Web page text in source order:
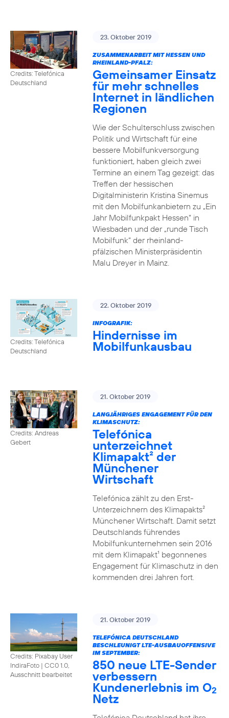
Credits: Telefónica
Deutschland
23. Oktober 2019
ZUSAMMENARBEIT MIT HESSEN UND
RHEINLAND-PFALZ:
Gemeinsamer Einsatz
für mehr schnelles
Internet in ländlichen
Regionen
Wie der Schulterschluss zwischen
Politik und Wirtschaft für eine
bessere Mobilfunkversorgung
funktioniert, haben gleich zwei
Termine an einem Tag gezeigt: das
Treffen der hessischen
Digitalministerin Kristina Sinemus
mit den Mobilfunkanbietern zu „Ein
Jahr Mobilfunkpakt Hessen“ in
Wiesbaden und der „runde Tisch
Mobilfunk“ der rheinland-
pfälzischen Ministerpräsidentin
Malu Dreyer in Mainz.
Credits: Telefónica
Deutschland
22. Oktober 2019
INFOGRAFIK:
Hindernisse im
Mobilfunkausbau
Credits: Andreas
Gebert
21. Oktober 2019
LANGJÄHRIGES ENGAGEMENT FÜR DEN
KLIMASCHUTZ:
Telefónica
unterzeichnet
Klimapakt² der
Münchener
Wirtschaft
Telefónica zählt zu den Erst-
Unterzeichnern des Klimapakts²
Münchener Wirtschaft. Damit setzt
Deutschlands führendes
Mobilfunkunternehmen sein 2016
mit dem Klimapakt¹ begonnenes
Engagement für Klimaschutz in den
kommenden drei Jahren fort.
Credits: Pixabay User
IndiraFoto | CC0 1.0,
Ausschnitt bearbeitet
21. Oktober 2019
TELEFÓNICA DEUTSCHLAND
BESCHLEUNIGT LTE-AUSBAUOFFENSIVE
IM SEPTEMBER:
850 neue LTE-Sender
verbessern
Kundenerlebnis im O2
Netz